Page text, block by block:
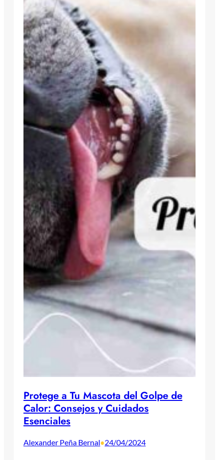
Protege a Tu Mascota del Golpe de
Calor: Consejos y Cuidados
Esenciales
Alexander Peña Bernal•24/04/2024